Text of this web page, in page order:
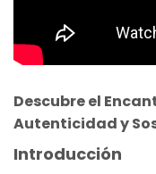
Descubre el
Autenticidad y
Introducción